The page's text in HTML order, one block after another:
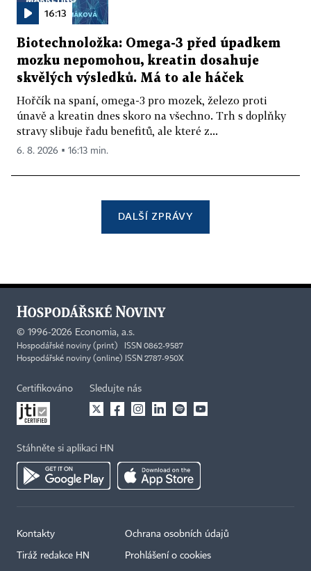
16:13
Biotechnoložka: Omega-3 před úpadkem
mozku nepomohou, kreatin dosahuje
skvělých výsledků. Má to ale háček
Hořčík na spaní, omega-3 pro mozek, železo proti
únavě a kreatin dnes skoro na všechno. Trh s doplňky
stravy slibuje řadu benefitů, ale které z...
6. 8. 2026 ▪ 16:13 min.
DALŠÍ ZPRÁVY
© 1996-2026 Economia, a.s.
Hospodářské noviny (print) ISSN 0862-9587
Hospodářské noviny (online) ISSN 2787-950X
Certifikováno Sledujte nás
Stáhněte si aplikaci HN
Kontakty
Tiráž redakce HN
Ochrana osobních údajů
Prohlášení o cookies